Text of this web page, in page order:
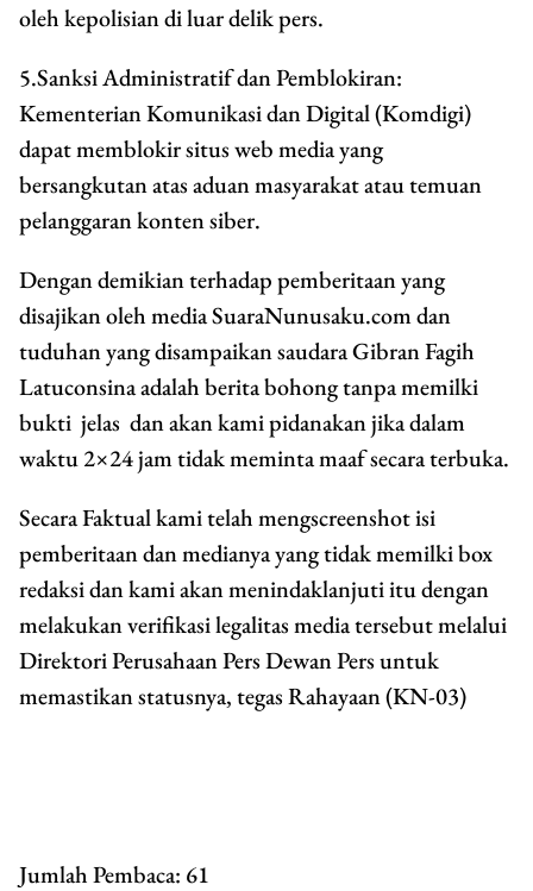
oleh kepolisian di luar delik pers.
5.Sanksi Administratif dan Pemblokiran:
Kementerian Komunikasi dan Digital (Komdigi)
dapat memblokir situs web media yang
bersangkutan atas aduan masyarakat atau temuan
pelanggaran konten siber.
Dengan demikian terhadap pemberitaan yang
disajikan oleh media SuaraNunusaku.com dan
tuduhan yang disampaikan saudara Gibran Fagih
Latuconsina adalah berita bohong tanpa memilki
bukti jelas dan akan kami pidanakan jika dalam
waktu 2×24 jam tidak meminta maaf secara terbuka.
Secara Faktual kami telah mengscreenshot isi
pemberitaan dan medianya yang tidak memilki box
redaksi dan kami akan menindaklanjuti itu dengan
melakukan verifikasi legalitas media tersebut melalui
Direktori Perusahaan Pers Dewan Pers untuk
memastikan statusnya, tegas Rahayaan (KN-03)
Jumlah Pembaca: 61